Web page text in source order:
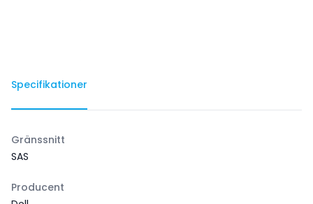
Specifikationer
Gränssnitt
SAS
Producent